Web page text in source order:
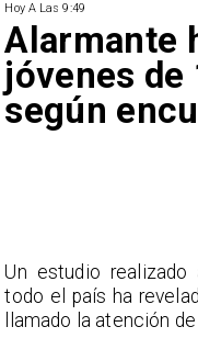
Hoy A Las 9:49
Alarmante
jóvenes de
según
Un estudio
todo el país ha
llamado la atención